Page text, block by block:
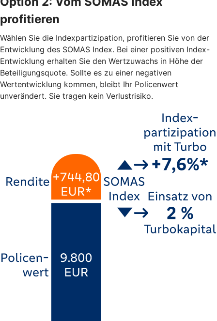
profitieren
Wählen Sie die Indexpartizipation, profitieren Sie von der
Entwicklung des SOMAS Index. Bei einer positiven Index-
Entwicklung erhalten Sie den Wertzuwachs in Höhe der
Beteiligungsquote. Sollte es zu einer negativen
Wertentwicklung kommen, bleibt Ihr Policenwert
unverändert. Sie tragen kein Verlustrisiko.